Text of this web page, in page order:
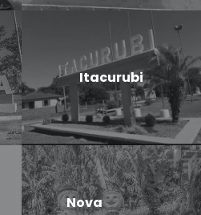
Itacurubi
Nova